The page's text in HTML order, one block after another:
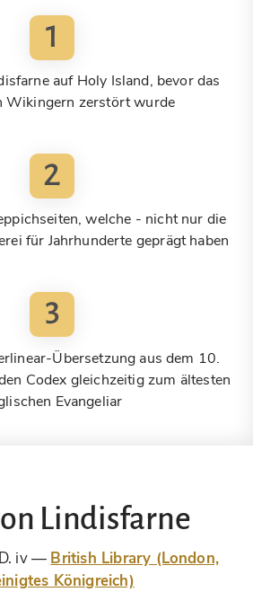
1
auf Holy Island, bevor das
Wikingern zerstört wurde
2
welche - nicht nur die
für Jahrhunderte geprägt haben
3
Übersetzung aus dem 10.
Codex gleichzeitig zum ältesten
Evangeliar
Lindisfarne
iv
British Library (London,
Königreich)